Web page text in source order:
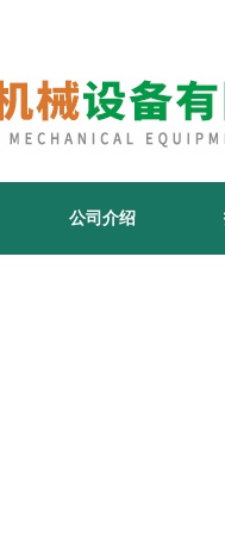
公司介绍